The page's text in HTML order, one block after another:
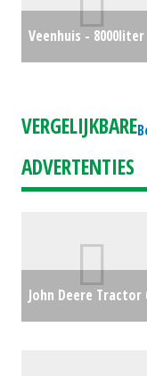
Veenhuis - 8000liter
VERGELIJKBARE
ADVERTENTIES
John Deere Tractor